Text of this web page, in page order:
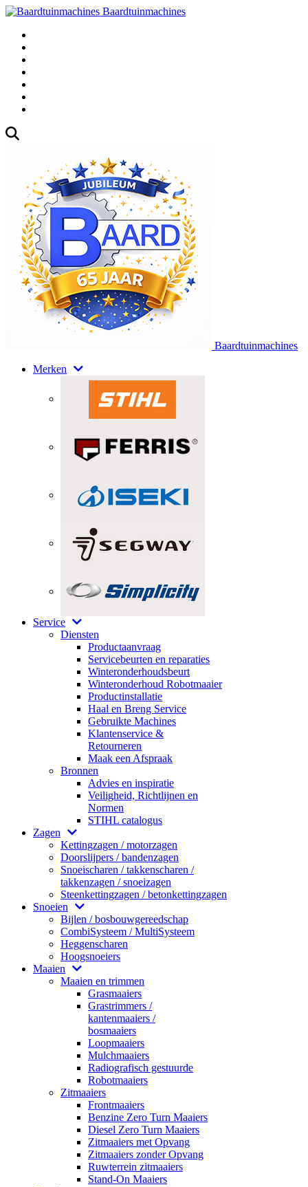
Baardtuinmachines
Baardtuinmachines
Merken
Service
Diensten
Productaanvraag
Servicebeurten en reparaties
Winteronderhoudsbeurt
Winteronderhoud Robotmaaier
Productinstallatie
Haal en Breng Service
Gebruikte Machines
Klantenservice &
Retourneren
Maak een Afspraak
Bronnen
Advies en inspiratie
Veiligheid, Richtlijnen en
Normen
STIHL catalogus
Zagen
Kettingzagen / motorzagen
Doorslijpers / bandenzagen
Snoeischaren / takkenscharen /
takkenzagen / snoeizagen
Steenkettingzagen / betonkettingzagen
Snoeien
Bijlen / bosbouwgereedschap
CombiSysteem / MultiSysteem
Heggenscharen
Hoogsnoeiers
Maaien
Maaien en trimmen
Grasmaaiers
Grastrimmers /
kantenmaaiers /
bosmaaiers
Loopmaaiers
Mulchmaaiers
Radiografisch gestuurde
Robotmaaiers
Zitmaaiers
Frontmaaiers
Benzine Zero Turn Maaiers
Diesel Zero Turn Maaiers
Zitmaaiers met Opvang
Zitmaaiers zonder Opvang
Ruwterrein zitmaaiers
Stand-On Maaiers